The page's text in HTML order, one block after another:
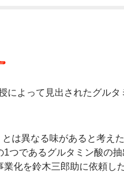
よって見出されたグルタ
は異なる味があると考え
つであるグルタミン酸の
化を鈴木三郎助に依頼し